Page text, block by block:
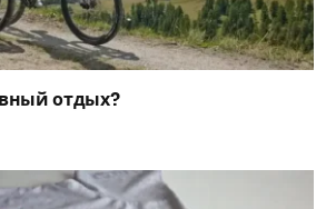
отдых?